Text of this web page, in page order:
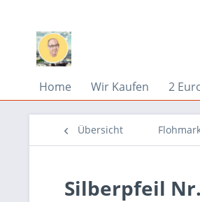
Home Wir Kaufen 2
Übersicht
Silberpfeil